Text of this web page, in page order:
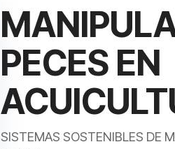
PECES EN
SISTEMAS SOSTENIBLES DE